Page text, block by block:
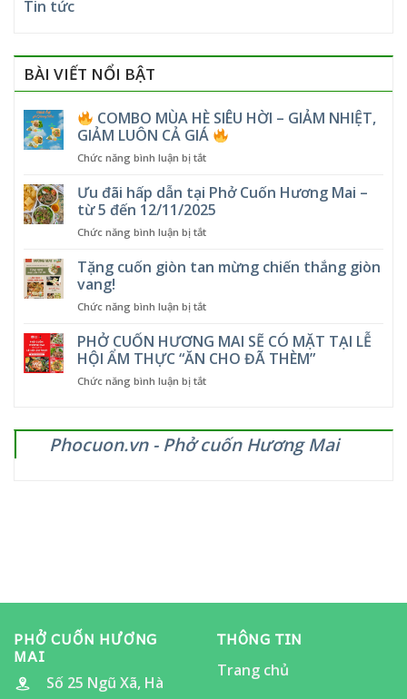
Tin tức
BÀI VIẾT NỔI BẬT
COMBO MÙA HÈ SIÊU HỜI – GIẢM NHIỆT,
GIẢM LUÔN CẢ GIÁ
Chức năng bình luận bị tắtở
COMBO
MÙA
HÈ
SIÊU
–
GIẢM
CẢ
GIÁ
Ưu đãi hấp dẫn tại Phở Cuốn Hương Mai –
từ 5 đến 12/11/2025
Chức năng bình luận bị tắtở
đãi
tại
Cuốn
Hương
–
đến
12/11/2025
Tặng cuốn giòn tan mừng chiến thắng giòn
vang!
Chức năng bình luận bị tắtở
cuốn
giòn
tan
mừng
giòn
vang!
PHỞ CUỐN HƯƠNG MAI SẼ CÓ MẶT TẠI LỄ
HỘI ẨM THỰC “ĂN CHO ĐÃ THÈM”
Chức năng bình luận bị tắtở
MAI
Phocuon.vn - Phở cuốn Hương Mai
PHỞ CUỐN HƯƠNG
MAI
Số 25 Ngũ Xã, Hà
THÔNG TIN
Trang chủ